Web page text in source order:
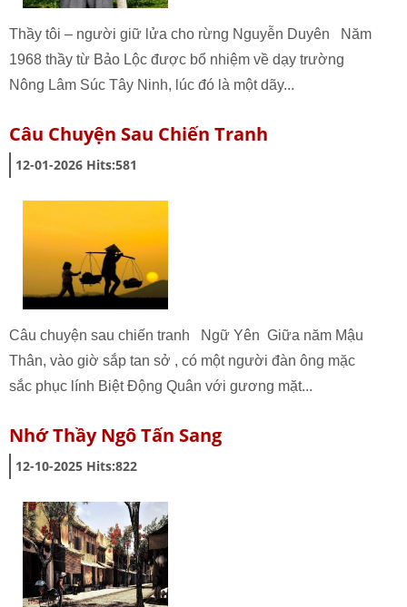
Thầy tôi – người giữ lửa cho rừng Nguyễn Duyên Năm
1968 thầy từ Bảo Lộc được bổ nhiệm về dạy trường
Nông Lâm Súc Tây Ninh, lúc đó là một dãy...
Câu Chuyện Sau Chiến Tranh
12-01-2026 Hits:581
Câu chuyện sau chiến tranh Ngữ Yên Giữa năm Mậu
Thân, vào giờ sắp tan sở , có một người đàn ông mặc
sắc phục lính Biệt Động Quân với gương mặt...
Nhớ Thầy Ngô Tấn Sang
12-10-2025 Hits:822